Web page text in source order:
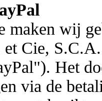
maken wij
et Cie,
Het
via de